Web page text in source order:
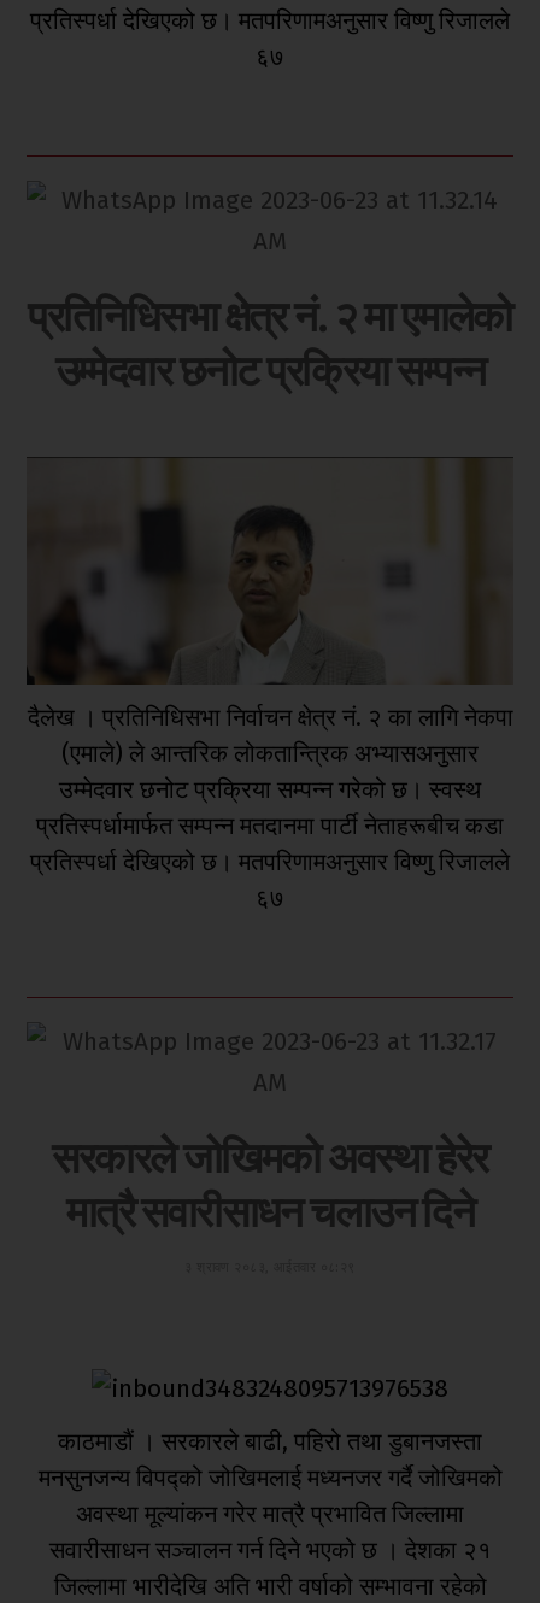
प्रतिस्पर्धा देखिएको छ। मतपरिणामअनुसार विष्णु रिजालले
६७
प्रतिनिधिसभा क्षेत्र नं. २ मा एमालेको
उम्मेदवार छनोट प्रक्रिया सम्पन्न
दैलेख । प्रतिनिधिसभा निर्वाचन क्षेत्र नं. २ का लागि नेकपा
(एमाले) ले आन्तरिक लोकतान्त्रिक अभ्यासअनुसार
उम्मेदवार छनोट प्रक्रिया सम्पन्न गरेको छ। स्वस्थ
प्रतिस्पर्धामार्फत सम्पन्न मतदानमा पार्टी नेताहरूबीच कडा
प्रतिस्पर्धा देखिएको छ। मतपरिणामअनुसार विष्णु रिजालले
६७
सरकारले जोखिमको अवस्था हेरेर
मात्रै सवारीसाधन चलाउन दिने
काठमाडौं । सरकारले बाढी, पहिरो तथा डुबानजस्ता
मनसुनजन्य विपद्को जोखिमलाई मध्यनजर गर्दै जोखिमको
अवस्था मूल्यांकन गरेर मात्रै प्रभावित जिल्लामा
सवारीसाधन सञ्चालन गर्न दिने भएको छ । देशका २१
जिल्लामा भारीदेखि अति भारी वर्षाको सम्भावना रहेको